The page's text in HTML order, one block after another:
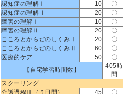
認知症の理解Ⅰ 10 〇
認知症の理解Ⅱ
20 〇
障害の理解Ⅰ
10 〇
障害の理解Ⅱ
20 〇
こころとからだのしくみⅠ
20 〇
こころとからだのしくみⅡ
60 〇
医療的ケア
50 〇
【自宅学習時間数】
405時
間
スクーリング
介護過程Ⅲ（６日間）
45 〇